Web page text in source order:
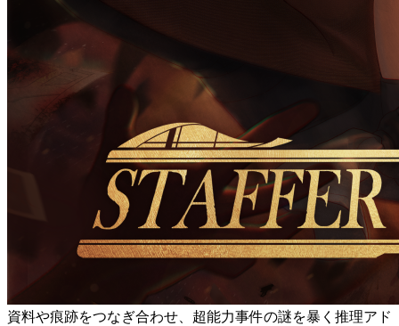
資料や痕跡をつなぎ合わせ、超能力事件の謎を暴く推理アド